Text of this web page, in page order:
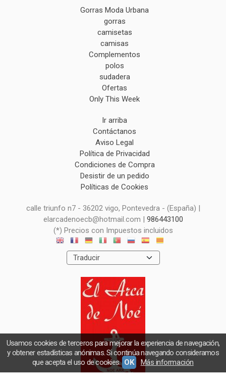
Gorras Moda Urbana
gorras
camisetas
camisas
Complementos
polos
sudadera
Ofertas
Only This Week
Ir arriba
Contáctanos
Aviso Legal
Política de Privacidad
Condiciones de Compra
Desistir de un pedido
Políticas de Cookies
calle triunfo n7 - 36202 vigo, Pontevedra - (España) |
elarcadenoecb@hotmail.com | 986443100
(*) Precios con Impuestos incluidos
Usamos cookies de terceros para mejorar la experiencia de navegación,
y obtener estadísticas anónimas. Si continúa navegando consideramos
que acepta el uso de cookies. OK Más información